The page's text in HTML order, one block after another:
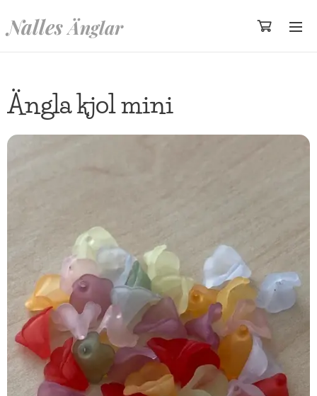
Nalles Änglar
Ängla kjol mini